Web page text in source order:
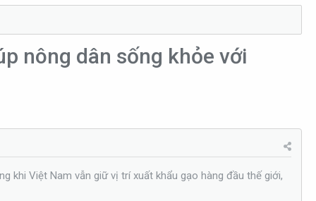
nông dân sống khỏe với
khi Việt Nam vẫn giữ vị trí xuất khẩu gạo hàng đầu thế giới,